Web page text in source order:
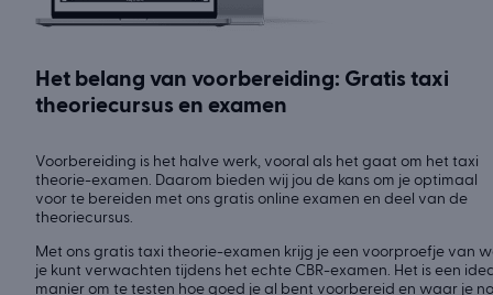
Het belang van voorbereiding: Gratis taxi
theoriecursus en examen
Voorbereiding is het halve werk, vooral als het gaat om het taxi
theorie-examen. Daarom bieden wij jou de kans om je optimaal
voor te bereiden met ons gratis online examen en deel van de
theoriecursus.
Met ons gratis taxi theorie-examen krijg je een voorproefje van
je kunt verwachten tijdens het echte CBR-examen. Het is een
manier om te testen hoe goed je al bent voorbereid en waar je